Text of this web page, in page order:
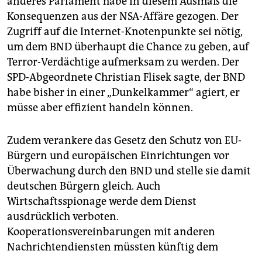
Konsequenzen aus der NSA-Affäre gezogen. Der
Zugriff auf die Internet-Knotenpunkte sei nötig,
um dem BND überhaupt die Chance zu geben, auf
Terror-Verdächtige aufmerksam zu werden. Der
SPD-Abgeordnete Christian Flisek sagte, der BND
habe bisher in einer „Dunkelkammer“ agiert, er
müsse aber effizient handeln können.
Zudem verankere das Gesetz den Schutz von EU-
Bürgern und europäischen Einrichtungen vor
Überwachung durch den BND und stelle sie damit
deutschen Bürgern gleich. Auch
Wirtschaftsspionage werde dem Dienst
ausdrücklich verboten.
Kooperationsvereinbarungen mit anderen
Nachrichtendiensten müssten künftig dem